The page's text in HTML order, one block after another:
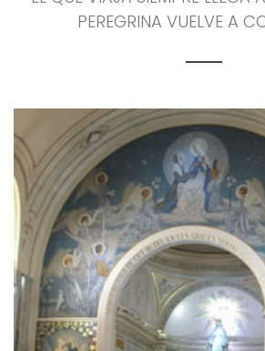
PEREGRINA VUELVE A